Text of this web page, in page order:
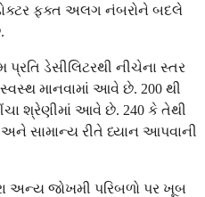
ફક્ત અલગ નંબરોને બદલે
પ્રતિ ડેસીલિટરથી નીચેના સ્તર
સ્વસ્થ માનવામાં આવે છે. 200 થી
શ્રેણીમાં આવે છે. 240 કે તેથી
સામાન્ય રીતે ધ્યાન આપવાની
અન્ય જોખમી પરિબળો પર ખૂબ